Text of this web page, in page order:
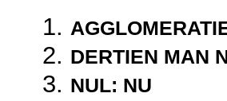
DERTIEN MAN
NUL: NU